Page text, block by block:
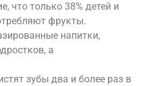
что только 38% детей и
фрукты.
напитки,
а
зубы два и более раз в